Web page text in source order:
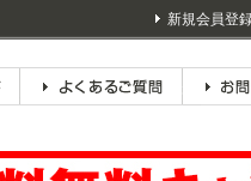
新規会員登